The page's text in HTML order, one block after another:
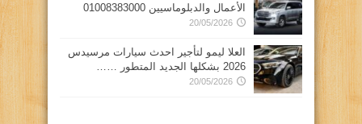
الأعمال والدبلوماسيين 01008383000
20/05/2026
العلا ليمو لتأجير احدث سيارات مرسيدس
2026 بشكلها الجديد المتطور ……
20/05/2026